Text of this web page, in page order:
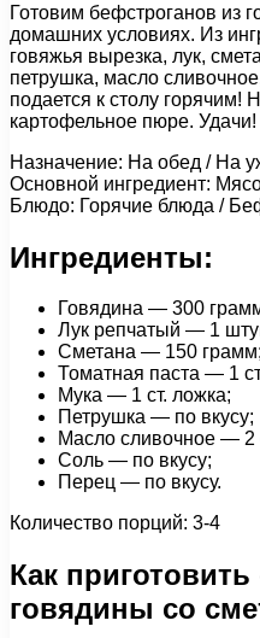
Готовим бефстроганов из
домашних условиях. Из
говяжья вырезка, лук,
петрушка, масло
подается к столу горячим!
картофельное пюре. Удачи!
Назначение: На обед / На
Основной ингредиент:
Блюдо: Горячие блюда /
Ингредиенты:
Говядина — 300
Лук репчатый — 1
Сметана — 150 грамм;
Томатная паста — 1
Мука — 1 ст. ложка;
Петрушка — по вкусу;
Масло сливочное — 2
Соль — по вкусу;
Перец — по вкусу.
Количество порций: 3-4
Как
говядины со